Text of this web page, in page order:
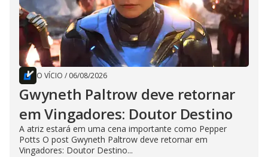
O VÍCIO / 06/08/2026
Gwyneth Paltrow deve retornar
em Vingadores: Doutor Destino
A atriz estará em uma cena importante como Pepper
Potts O post Gwyneth Paltrow deve retornar em
Vingadores: Doutor Destino...